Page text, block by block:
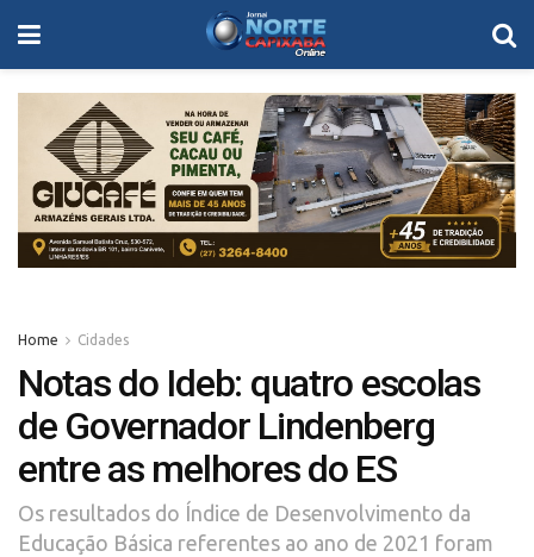
Home Cidades
Notas do Ideb: quatro escolas
de Governador Lindenberg
entre as melhores do ES
Os resultados do Índice de Desenvolvimento da
Educação Básica referentes ao ano de 2021 foram